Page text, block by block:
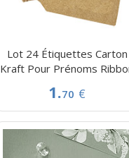
Lot 24 Étiquettes Carton
Kraft Pour Prénoms
1.70 €